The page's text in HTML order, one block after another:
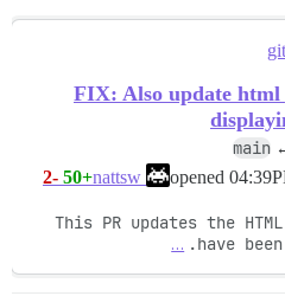
FIX: Also update html
main
opened
+50
-2
This PR updates the
have
…